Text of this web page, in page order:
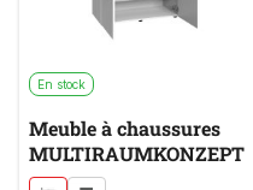
En stock
Meuble à chaussures
MULTIRAUMKONZEPT